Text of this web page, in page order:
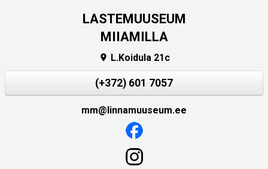
LASTEMUUSEUM
MIIAMILLA
 L.Koidula 21c
(+372) 601 7057
mm@linnamuuseum.ee